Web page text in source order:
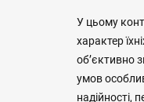
У цьому
характер
об’єктивно
умов
надійності,